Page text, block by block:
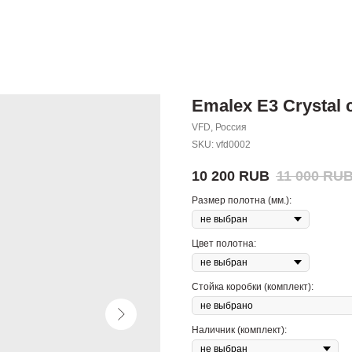
Emalex E3 Crystal
VFD, Россия
SKU: vfd0002
10 200 RUB 11 000 RUB
Размер полотна (мм.):
Цвет полотна:
Стойка коробки (комплект):
Наличник (комплект):